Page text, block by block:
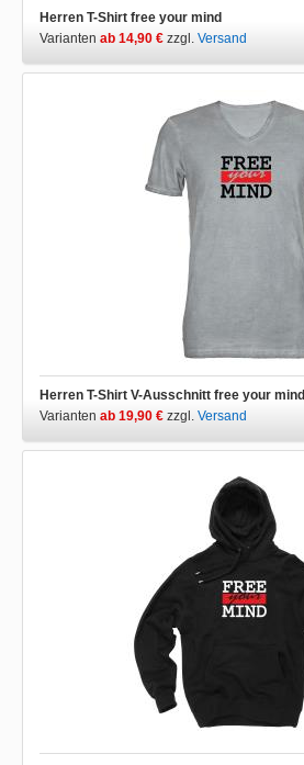
Herren T-Shirt free your mind
Varianten ab 14,90 € zzgl. Versand
Herren T-Shirt V-Ausschnitt free your mind
Varianten ab 19,90 € zzgl. Versand